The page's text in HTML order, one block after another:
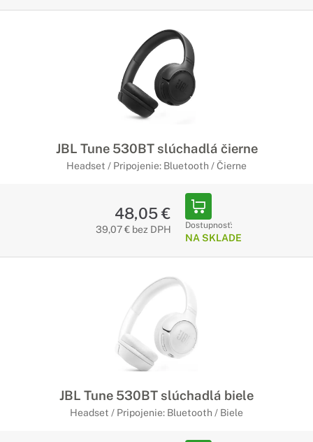
JBL Tune 530BT slúchadlá čierne
Headset / Pripojenie: Bluetooth / Čierne
48,05 €
39,07 € bez DPH Dostupnosť:
NA SKLADE
JBL Tune 530BT slúchadlá biele
Headset / Pripojenie: Bluetooth / Biele